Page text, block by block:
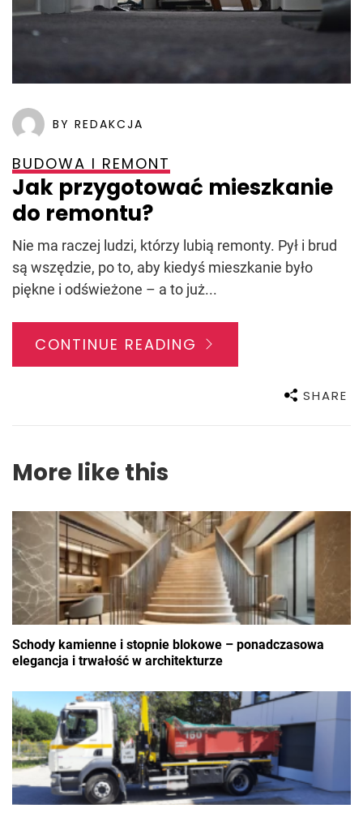
BY REDAKCJA
BUDOWA I REMONT
Jak przygotować mieszkanie
do remontu?
Nie ma raczej ludzi, którzy lubią remonty. Pył i brud
są wszędzie, po to, aby kiedyś mieszkanie było
piękne i odświeżone – a to już...
CONTINUE READING
SHARE
More like this
Schody kamienne i stopnie blokowe – ponadczasowa
elegancja i trwałość w architekturze